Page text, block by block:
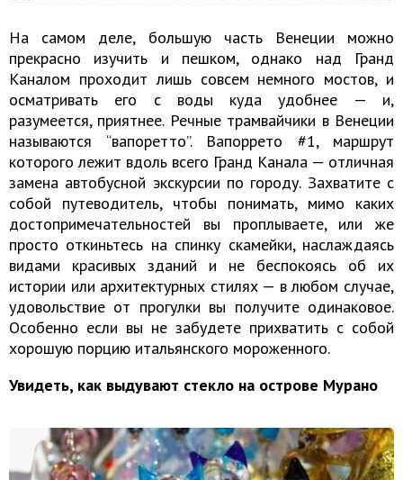
На самом деле, большую часть Венеции можно
прекрасно изучить и пешком, однако над Гранд
Каналом проходит лишь совсем немного мостов, и
осматривать его с воды куда удобнее — и,
разумеется, приятнее. Речные трамвайчики в Венеции
называются “вапоретто”. Вапоррето #1, маршрут
которого лежит вдоль всего Гранд Канала — отличная
замена автобусной экскурсии по городу. Захватите с
собой путеводитель, чтобы понимать, мимо каких
достопримечательностей вы проплываете, или же
просто откиньтесь на спинку скамейки, наслаждаясь
видами красивых зданий и не беспокоясь об их
истории или архитектурных стилях — в любом случае,
удовольствие от прогулки вы получите одинаковое.
Особенно если вы не забудете прихватить с собой
хорошую порцию итальянского мороженного.
Увидеть, как выдувают стекло на острове Мурано